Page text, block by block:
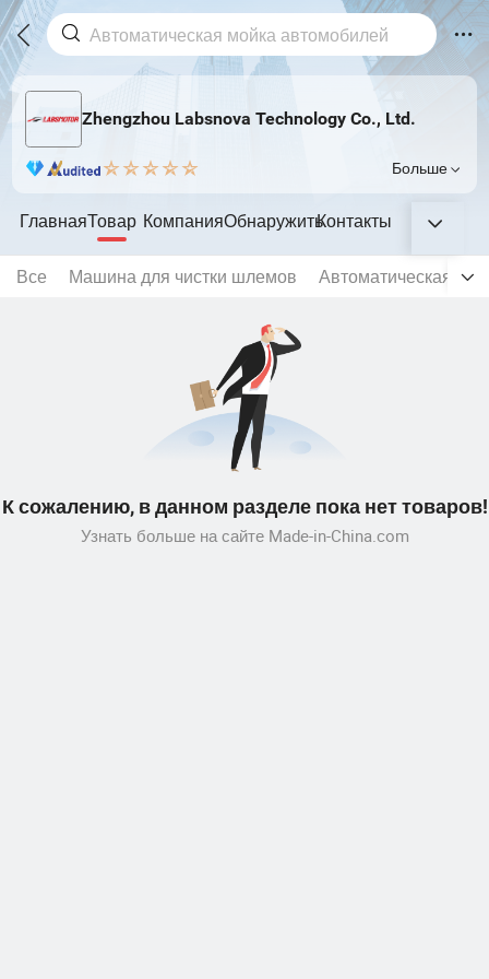
Zhengzhou Labsnova Technology Co., Ltd.
Больше
ГлавнаяТовар КомпанияОбнаружитьКонтакты
Все Машина для чистки шлемов Автоматическая
К сожалению, в данном разделе пока нет товаров!
Узнать больше на сайте Made-in-China.com